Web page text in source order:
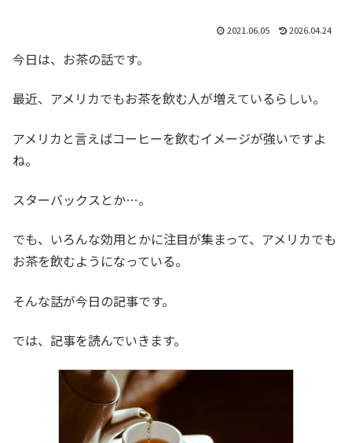
2021.06.05 2026.04.24
今日は、お茶の話です。
最近、アメリカでもお茶を飲む人が増えているらしい。
アメリカと言えばコーヒーを飲むイメージが強いですよ
ね。
スターバックスとか…。
でも、いろんな効用とかに注目が集まって、アメリカでも
お茶を飲むようになっている。
そんな話が今日の記事です。
では、記事を読んでいきます。